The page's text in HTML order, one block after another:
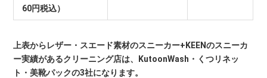
60円税込）
上表からレザー・スエード素材のスニーカー+KEENのスニーカ
ー実績があるクリーニング店は、KutoonWash・くつリネッ
ト・美靴パックの3社になります。